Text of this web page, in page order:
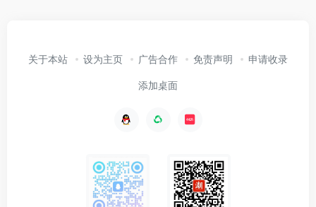
关于本站 设为主页 广告合作 免责声明 申请收录
添加桌面